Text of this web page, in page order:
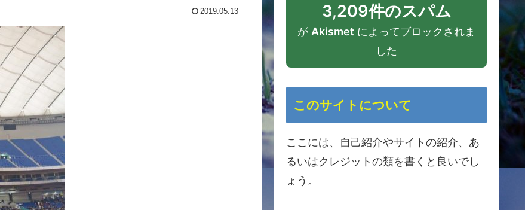
2019.05.13 3,209件のスパム
が Akismet によってブロックされま
した
このサイトについて
ここには、自己紹介やサイトの紹介、あ
るいはクレジットの類を書くと良いでし
ょう。